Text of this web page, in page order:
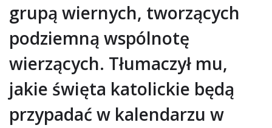
grupą wiernych, tworzących
podziemną wspólnotę
wierzących. Tłumaczył mu,
jakie święta katolickie będą
przypadać w kalendarzu w